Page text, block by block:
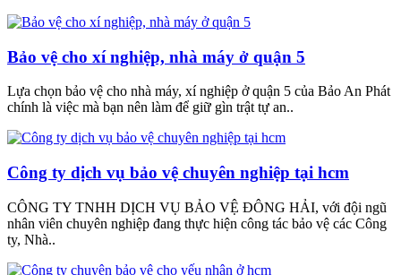
Bảo vệ cho xí nghiệp, nhà máy ở quận 5
Lựa chọn bảo vệ cho nhà máy, xí nghiệp ở quận 5 của Bảo An Phát
chính là việc mà bạn nên làm để giữ gìn trật tự an..
Công ty dịch vụ bảo vệ chuyên nghiệp tại hcm
CÔNG TY TNHH DỊCH VỤ BẢO VỆ ĐÔNG HẢI, với đội ngũ
nhân viên chuyên nghiệp đang thực hiện công tác bảo vệ các Công
ty, Nhà..